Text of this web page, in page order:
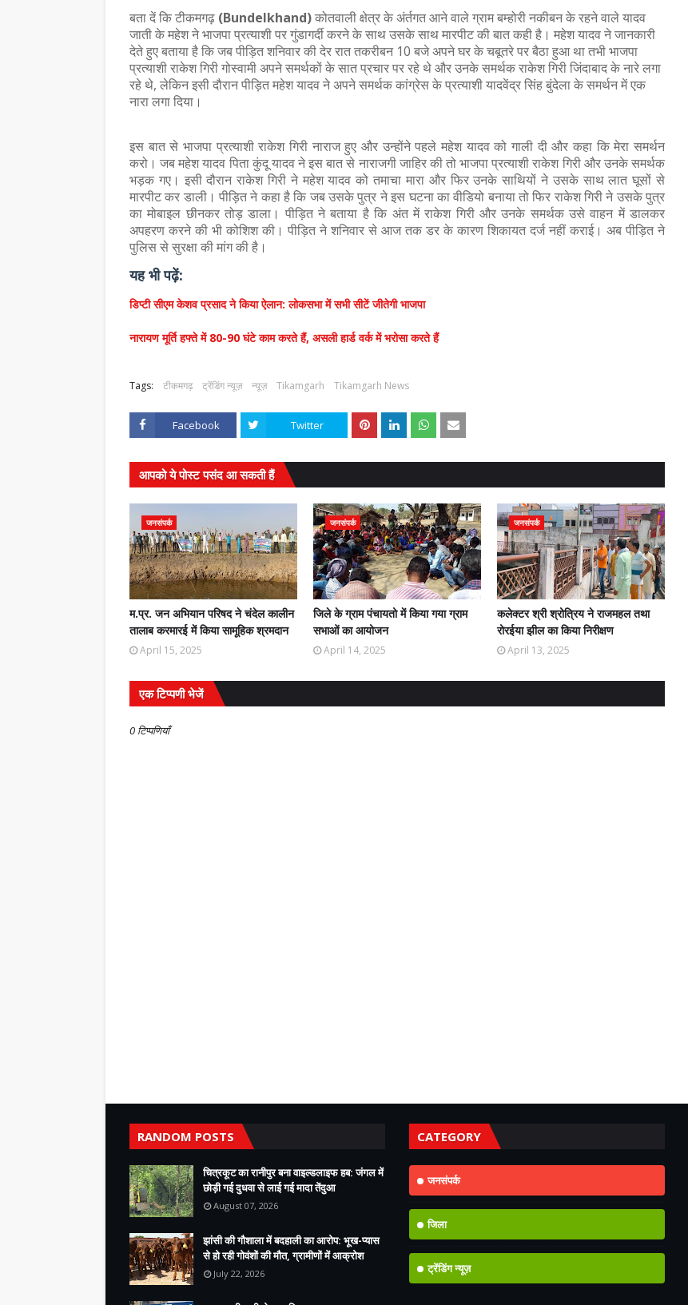
बता दें कि टीकमगढ़ (Bundelkhand)कोतवाली क्षेत्र के अंर्तगत आने वाले ग्राम बम्होरी नकीबन के रहने वाले यादव
जाती के महेश ने भाजपा प्रत्याशी पर गुंडागर्दी करने के साथ उसके साथ मारपीट की बात कही है। महेश यादव ने जानकारी
देते हुए बताया है कि जब पीड़ित शनिवार की देर रात तकरीबन 10 बजे अपने घर के चबूतरे पर बैठा हुआ था तभी भाजपा
प्रत्याशी राकेश गिरी गोस्वामी अपने समर्थकों के सात प्रचार पर रहे थे और उनके समर्थक राकेश गिरी जिंदाबाद के नारे लगा
रहे थे, लेकिन इसी दौरान पीड़ित महेश यादव ने अपने समर्थक कांग्रेस के प्रत्याशी यादवेंद्र सिंह बुंदेला के समर्थन में एक
नारा लगा दिया।
इस बात से भाजपा प्रत्याशी राकेश गिरी नाराज हुए और उन्होंने पहले महेश यादव को गाली दी और कहा कि मेरा समर्थन
करो। जब महेश यादव पिता कुंदू यादव ने इस बात से नाराजगी जाहिर की तो भाजपा प्रत्याशी राकेश गिरी और उनके समर्थक
भड़क गए। इसी दौरान राकेश गिरी ने महेश यादव को तमाचा मारा और फिर उनके साथियों ने उसके साथ लात घूसों से
मारपीट कर डाली। पीड़ित ने कहा है कि जब उसके पुत्र ने इस घटना का वीडियो बनाया तो फिर राकेश गिरी ने उसके पुत्र
का मोबाइल छीनकर तोड़ डाला। पीड़ित ने बताया है कि अंत में राकेश गिरी और उनके समर्थक उसे वाहन में डालकर
अपहरण करने की भी कोशिश की। पीड़ित ने शनिवार से आज तक डर के कारण शिकायत दर्ज नहीं कराई। अब पीड़ित ने
पुलिस से सुरक्षा की मांग की है।
यह भी पढ़ें:
डिप्टी सीएम केशव प्रसाद ने किया ऐलान: लोकसभा में सभी सीटें जीतेगी भाजपा
नारायण मूर्ति हफ्ते में 80-90 घंटे काम करते हैं, असली हार्ड वर्क में भरोसा करते हैं
Tags: टीकमगढ़ ट्रेंडिंग न्यूज़ न्यूज़ Tikamgarh Tikamgarh News
Facebook Twitter
आपको ये पोस्ट पसंद आ सकती हैं
जनसंपर्क
म.प्र. जन अभियान परिषद ने चंदेल कालीन
तालाब करमारई में किया सामूहिक श्रमदान
April 15, 2025
जनसंपर्क
जिले के ग्राम पंचायतो में किया गया ग्राम
सभाओं का आयोजन
April 14, 2025
जनसंपर्क
कलेक्टर श्री श्रोत्रिय ने राजमहल तथा
रोरईया झील का किया निरीक्षण
April 13, 2025
एक टिप्पणी भेजें
0 टिप्पणियाँ
RANDOM POSTS
चित्रकूट का रानीपुर बना वाइल्डलाइफ हब: जंगल में
छोड़ी गई दुधवा से लाई गई मादा तेंदुआ
August 07, 2026
झांसी की गौशाला में बदहाली का आरोप: भूख-प्यास
से हो रही गोवंशों की मौत, ग्रामीणों में आक्रोश
July 22, 2026
CATEGORY
जनसंपर्क
जिला
ट्रेंडिंग न्यूज़